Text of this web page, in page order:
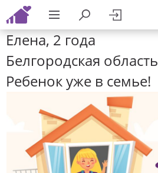
Елена, 2 года
Белгородская область
Ребенок уже в семье!